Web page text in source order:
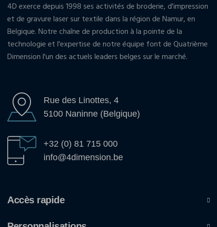
4D exerce depuis 1998 ses activités de broderie, d'impression
et de gravure laser sur textile dans la région de Namur, en
Belgique. Notre chaîne de production à la pointe de la
technologie et l'expertise de notre équipe font de Quatrième
Dimension l'un des actuels leaders belges sur le marché.
Rue des Linottes, 4
5100 Naninne (Belgique)
+32 (0) 81 715 000
info@4dimension.be
Accès rapide